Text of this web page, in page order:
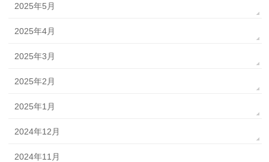
2025年5月
2025年4月
2025年3月
2025年2月
2025年1月
2024年12月
2024年11月